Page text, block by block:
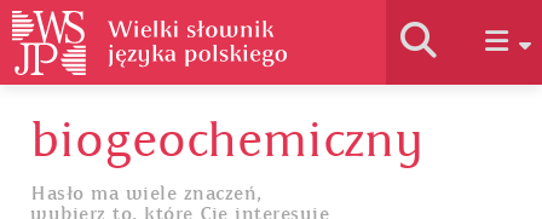
Historia słownika
biogeochemiczny
Hasło ma wiele znaczeń,
wybierz to, które Cię interesuje